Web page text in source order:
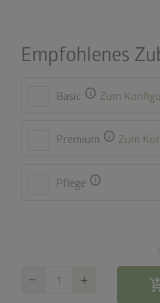
Empfohlenes
Basic info Zum
Premium info Zum
Pflege info
remove add